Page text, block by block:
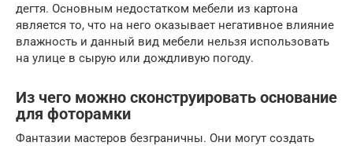
дегтя. Основным недостатком мебели из картона
является то, что на него оказывает негативное влияние
влажность и данный вид мебели нельзя использовать
на улице в сырую или дождливую погоду.
Из чего можно сконструировать основание
для фоторамки
Фантазии мастеров безграничны. Они могут создать